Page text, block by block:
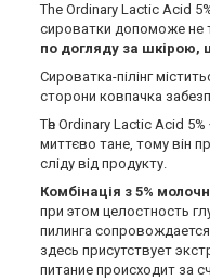
Тhе Ordinary Lactic Acid
сироватки допоможе не
по догляду за шкірою,
Сироватка-пілінг
сторони ковпачка
Тһе Ordinary Lactic Acid
миттєво тане, тому він
сліду від продукту.
Комбінація з 5%
при этом целостность
пилинга
здесь присутствует
питание происходит за